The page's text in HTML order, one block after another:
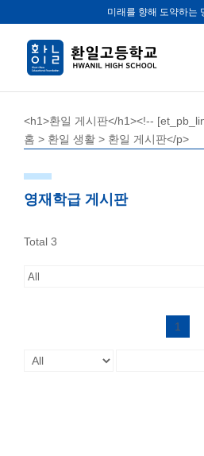
미래를 향해 도약하는
<h1>환일 게시판</h1><!--
홈 > 환일 생활 > 환일 게시판</p>
영재학급 게시판
Total 3
1